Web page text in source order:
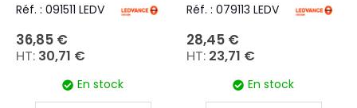
Réf. : 091511 LEDV
36,85 €
30,71 €
En stock
Réf. : 079113 LEDV
28,45 €
23,71 €
En stock